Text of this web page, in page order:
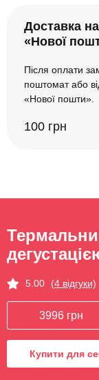
Доставка
«Нової
Після оплати
поштомат або
«Нової пошти».
100 грн
5.00 (4 відгуки)
3996 грн
Купити для